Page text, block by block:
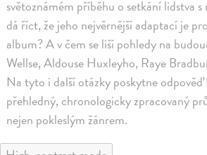
světoznámém příběhu o setkání lidstva
dá říct, že jeho nejvěrnější adaptací je
album? A v čem se liší pohledy na
Wellse, Aldouse Huxleyho, Raye
Na tyto i další otázky poskytne
přehledný, chronologicky zpracovaný
nejen pokleslým žánrem.